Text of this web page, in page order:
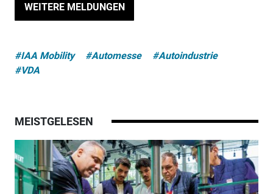
WEITERE MELDUNGEN
#IAA Mobility #Automesse
#Autoindustrie
#VDA
MEISTGELESEN